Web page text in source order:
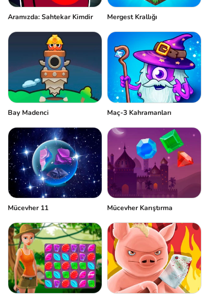
Aramızda: Sahtekar Kimdir Mergest Krallığı
Bay Madenci Maç-3 Kahramanları
Mücevher 11 Mücevher Karıştırma